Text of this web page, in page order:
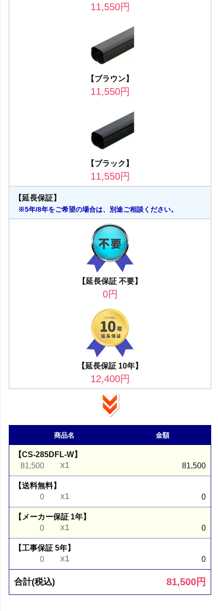
11,550円
【ブラウン】
11,550円
【ブラック】
11,550円
【延長保証】
※5年/8年をご希望の場合は、別途ご相談ください。
【延長保証 不要】
0円
【延長保証 10年】
12,400円
商品名 金額
【CS-285DFL-W】
81,500
x1 81,500
【送料無料】
0
x1 0
【メーカー保証 1年】
0
x1 0
【工事保証 5年】
0
x1 0
合計(税込) 81,500円